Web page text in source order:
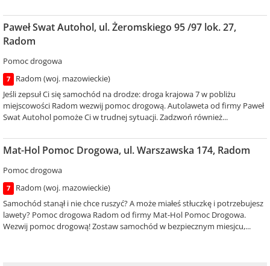
Paweł Swat Autohol, ul. Żeromskiego 95 /97 lok. 27,
Radom
Pomoc drogowa
7
Radom (woj. mazowieckie)
Jeśli zepsuł Ci się samochód na drodze: droga krajowa 7 w pobliżu
miejscowości Radom wezwij pomoc drogową. Autolaweta od firmy Paweł
Swat Autohol pomoże Ci w trudnej sytuacji. Zadzwoń również...
Mat-Hol Pomoc Drogowa, ul. Warszawska 174, Radom
Pomoc drogowa
7
Radom (woj. mazowieckie)
Samochód stanął i nie chce ruszyć? A może miałeś stłuczkę i potrzebujesz
lawety? Pomoc drogowa Radom od firmy Mat-Hol Pomoc Drogowa.
Wezwij pomoc drogową! Zostaw samochód w bezpiecznym miesjcu,...